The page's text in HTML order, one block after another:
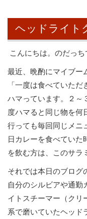
ヘッドライト
こんにちは。のだっち
最近、晩酌にマイブー
「一度は食べていた
ハマっています。２～
度ハマると同じ物を何
行っても毎回同じメニ
日カレーを食べていた
を飲む方は、このサラ
それでは本日のブログ
自分のシルビアや通勤
イトスチーマー（クリ
系で磨いていたヘッド